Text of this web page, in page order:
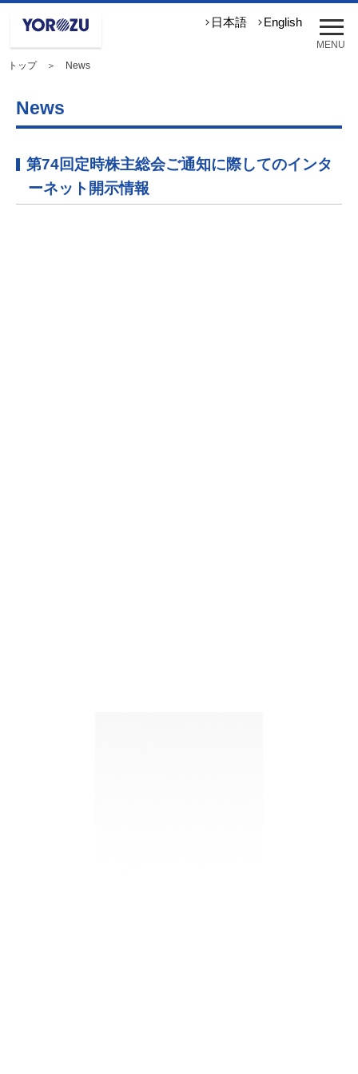
メ
ニ
ュ
MENU
日本語 English
トップ＞ News
News
第74回定時株主総会ご通知に際してのインタ
ーネット開示情報